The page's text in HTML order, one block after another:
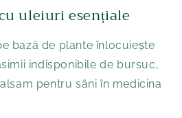
uleiuri esențiale
bază de plante înlocuiește
indisponibile de bursuc,
pentru sâni în medicina